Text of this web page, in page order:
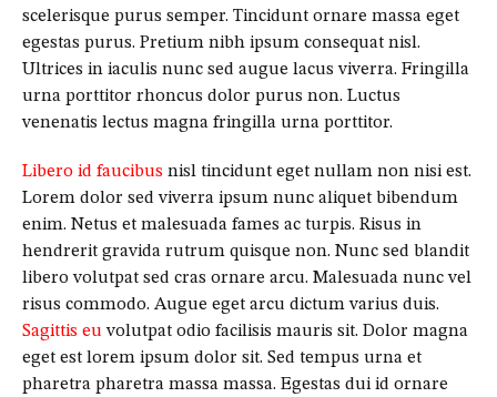
scelerisque purus semper. Tincidunt ornare massa eget
egestas purus. Pretium nibh ipsum consequat nisl.
Ultrices in iaculis nunc sed augue lacus viverra. Fringilla
urna porttitor rhoncus dolor purus non. Luctus
venenatis lectus magna fringilla urna porttitor.
Libero id faucibus nisl tincidunt eget nullam non nisi est.
Lorem dolor sed viverra ipsum nunc aliquet bibendum
enim. Netus et malesuada fames ac turpis. Risus in
hendrerit gravida rutrum quisque non. Nunc sed blandit
libero volutpat sed cras ornare arcu. Malesuada nunc vel
risus commodo. Augue eget arcu dictum varius duis.
Sagittis eu volutpat odio facilisis mauris sit. Dolor magna
eget est lorem ipsum dolor sit. Sed tempus urna et
pharetra pharetra massa massa. Egestas dui id ornare